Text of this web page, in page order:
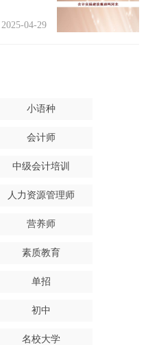
2025-04-29
小语种
会计师
中级会计培训
人力资源管理师
营养师
素质教育
单招
初中
名校大学